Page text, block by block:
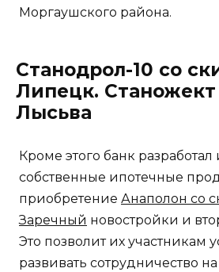
Моргаушского района.
Станодрол-10 со
Липецк. Станожект
Лысьва
Кроме этого банк
собственные ипотечные
приобретение Анаполон со
Заречный новостройки и
Это позволит их участникам
развивать сотрудничество на